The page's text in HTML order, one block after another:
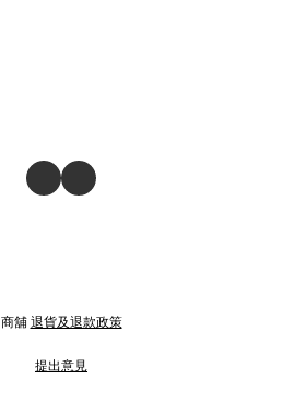
商舖 退貨及退款政策
提出意見